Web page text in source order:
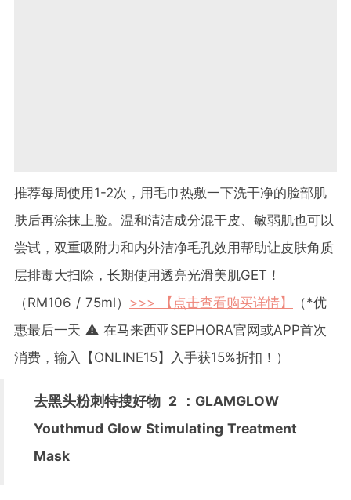
推荐每周使用1-2次，用毛巾热敷一下洗干净的脸部肌
肤后再涂抹上脸。温和清洁成分混干皮、敏弱肌也可以
尝试，双重吸附力和内外洁净毛孔效用帮助让皮肤角质
层排毒大扫除，长期使用透亮光滑美肌GET！
（RM106 / 75ml） >>> 【点击查看购买详情】
（*优
惠最后一天 ⚠️ 在马来西亚SEPHORA官网或APP首次
消费，输入【ONLINE15】入手获15%折扣！）
去黑头粉刺特搜好物 2
：GLAMGLOW
Youthmud Glow Stimulating Treatment
Mask